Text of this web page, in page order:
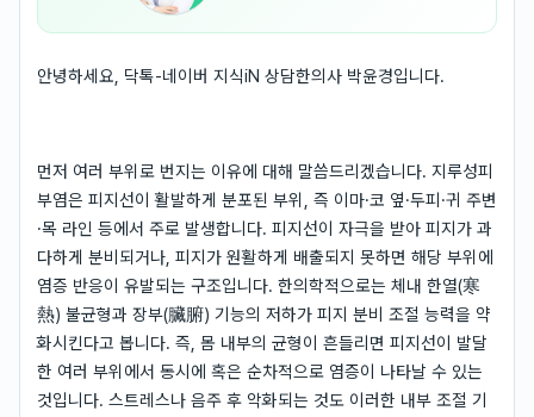
안녕하세요, 닥톡-네이버 지식iN 상담한의사 박윤경입니다.
먼저 여러 부위로 번지는 이유에 대해 말씀드리겠습니다. 지루성피
부염은 피지선이 활발하게 분포된 부위, 즉 이마·코 옆·두피·귀 주변
·목 라인 등에서 주로 발생합니다. 피지선이 자극을 받아 피지가 과
다하게 분비되거나, 피지가 원활하게 배출되지 못하면 해당 부위에
염증 반응이 유발되는 구조입니다. 한의학적으로는 체내 한열(寒
熱) 불균형과 장부(臟腑) 기능의 저하가 피지 분비 조절 능력을 약
화시킨다고 봅니다. 즉, 몸 내부의 균형이 흔들리면 피지선이 발달
한 여러 부위에서 동시에 혹은 순차적으로 염증이 나타날 수 있는
것입니다. 스트레스나 음주 후 악화되는 것도 이러한 내부 조절 기